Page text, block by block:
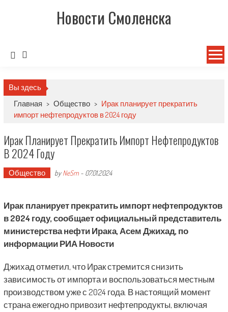
Новости Смоленска
Вы здесь
Главная > Общество > Ирак планирует прекратить
импорт нефтепродуктов в 2024 году
Ирак Планирует Прекратить Импорт Нефтепродуктов
В 2024 Году
Общество byNeSm- 07.01.2024
Ирак планирует прекратить импорт нефтепродуктов
в 2024 году, сообщает официальный представитель
министерства нефти Ирака, Асем Джихад, по
информации РИА Новости
Джихад отметил, что Ирак стремится снизить
зависимость от импорта и воспользоваться местным
производством уже с 2024 года. В настоящий момент
страна ежегодно привозит нефтепродукты, включая